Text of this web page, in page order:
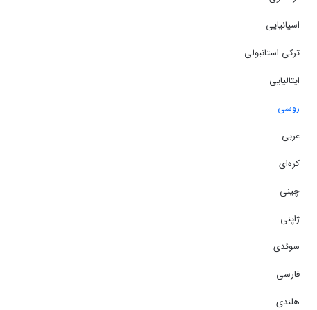
اسپانیایی
ترکی استانبولی
ایتالیایی
روسی
عربی
کره‌ای
چینی
ژاپنی
سوئدی
فارسی
هلندی